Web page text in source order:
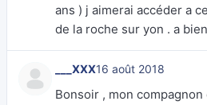
ans ) j aimerai accéder a
de la roche sur yon . a
___XXX16 août 2018
Bonsoir , mon